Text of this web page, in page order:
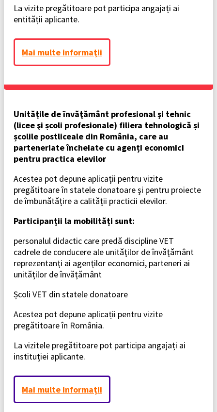
La vizite pregătitoare pot participa angajați ai
entității aplicante.
Mai multe informaţii
Unitățile de învăţământ profesional şi tehnic
(licee şi școli profesionale) filiera tehnologică și
școlile postliceale din România, care au
parteneriate încheiate cu agenți economici
pentru practica elevilor
Acestea pot depune aplicaţii pentru vizite
pregătitoare în statele donatoare și pentru proiecte
de îmbunătățire a calității practicii elevilor.
Participanții la mobilități sunt:
personalul didactic care predă discipline VET
cadrele de conducere ale unităţilor de învăţământ
reprezentanţi ai agenţilor economici, parteneri ai
unităţilor de învăţământ
Școli VET din statele donatoare
Acestea pot depune aplicații pentru vizite
pregătitoare în România.
La vizitele pregătitoare pot participa angajați ai
instituției aplicante.
Mai multe informaţii